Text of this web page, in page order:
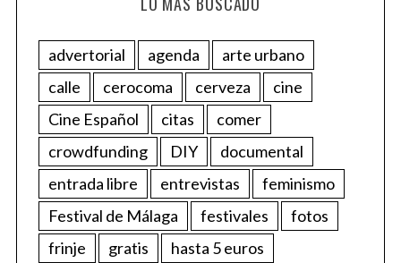
advertorial agenda
arte urbano
calle
cerocoma cerveza
cine
Cine Español
citas
comer
crowdfunding
DIY
documental
entrada libre
entrevistas
feminismo
Festival de Málaga
festivales
fotos
frinje
gratis
hasta 5 euros